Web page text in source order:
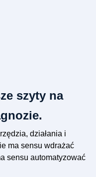
szyty na
działania i
ma sensu wdrażać
sensu automatyzować